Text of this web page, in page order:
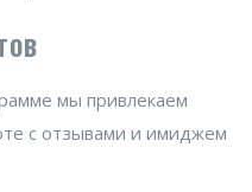
мы привлекаем
с отзывами и имиджем